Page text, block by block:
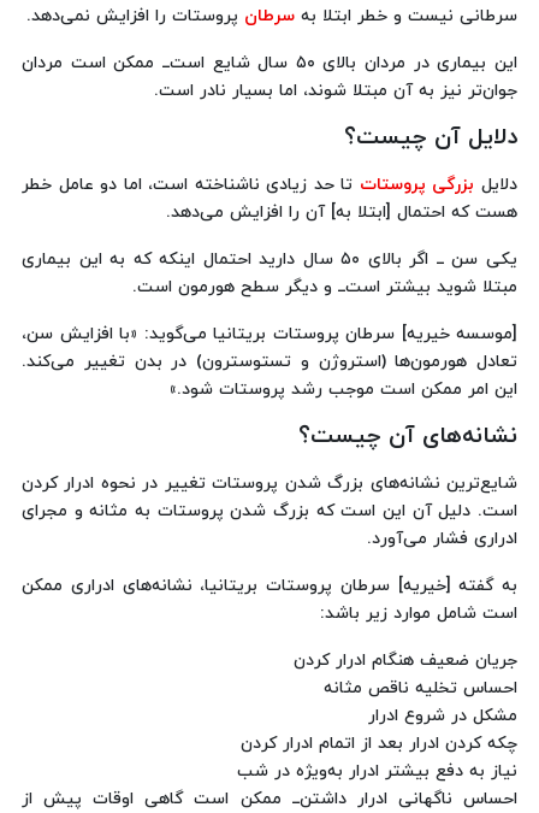
سرطانی نیست و خطر ابتلا به سرطان پروستات را افزایش نمی‌دهد.
این بیماری در مردان بالای ۵۰ سال شایع است‌ــ ممکن است مردان
جوان‌تر نیز به آن مبتلا شوند، اما بسیار نادر است.
دلایل آن چیست؟‌
دلایل بزرگی پروستات تا حد زیادی ناشناخته است، اما دو عامل خطر
هست که احتمال [ابتلا به] آن را افزایش می‌دهد.
یکی سن ــ اگر بالای ۵۰ سال دارید احتمال اینکه که به این بیماری
مبتلا شوید بیشتر است‌ــ و دیگر سطح هورمون است.
[موسسه خیریه] سرطان پروستات بریتانیا می‌گوید: «با افزایش سن،
تعادل هورمون‌ها (استروژن و تستوسترون) در بدن تغییر می‌کند.
این امر ممکن است موجب رشد پروستات شود.»
نشانه‌های آن چیست؟‌
شایع‌ترین نشانه‌های بزرگ شدن پروستات تغییر در نحوه ادرار کردن
است. دلیل آن این است که بزرگ شدن پروستات به مثانه و مجرای
ادراری فشار می‌آورد.
به گفته [خیریه] سرطان پروستات بریتانیا، نشانه‌های ادراری ممکن
است شامل موارد زیر باشد:
جریان ضعیف هنگام ادرار کردن
احساس تخلیه ناقص مثانه
مشکل در شروع ادرار
چکه کردن ادرار بعد از اتمام ادرار کردن
نیاز به دفع بیشتر ادرار به‌ویژه در شب
احساس ناگهانی ادرار داشتن‌ــ ممکن است گاهی اوقات پیش از